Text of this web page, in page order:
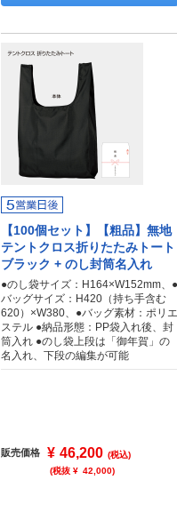
【100個セット】【粗品】無地
テントクロス折りたたみトート
ブラック + のし封筒名入れ
●のし袋サイズ：H164×W152mm、●
バッグサイズ：H420（持ち手含む
620）×W380、●バッグ素材：ポリエ
ステル ●納品形態：PP袋入れ後、封
筒入れ ●のし袋上段は「御年賀」の
名入れ、下段の編集が可能
販売価格 ¥ 46,200 (税込)
(税抜 ¥ 42,000)